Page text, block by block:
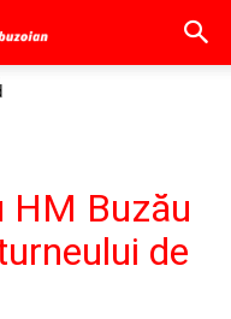
HM Buzău
de